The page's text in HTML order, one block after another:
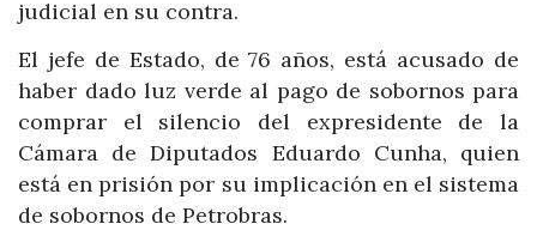
judicial en su contra.
El jefe de Estado, de 76 años, está acusado de
haber dado luz verde al pago de sobornos para
comprar el silencio del expresidente de la
Cámara de Diputados Eduardo Cunha, quien
está en prisión por su implicación en el sistema
de sobornos de Petrobras.